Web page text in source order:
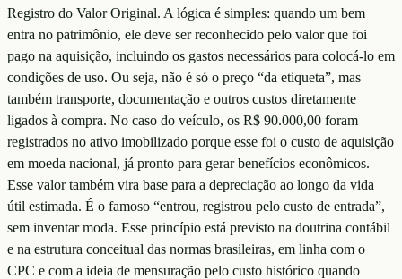
Registro do Valor Original. A lógica é simples: quando um bem
entra no patrimônio, ele deve ser reconhecido pelo valor que foi
pago na aquisição, incluindo os gastos necessários para colocá-lo em
condições de uso. Ou seja, não é só o preço “da etiqueta”, mas
também transporte, documentação e outros custos diretamente
ligados à compra. No caso do veículo, os R$ 90.000,00 foram
registrados no ativo imobilizado porque esse foi o custo de aquisição
em moeda nacional, já pronto para gerar benefícios econômicos.
Esse valor também vira base para a depreciação ao longo da vida
útil estimada. É o famoso “entrou, registrou pelo custo de entrada”,
sem inventar moda. Esse princípio está previsto na doutrina contábil
e na estrutura conceitual das normas brasileiras, em linha com o
CPC e com a ideia de mensuração pelo custo histórico quando